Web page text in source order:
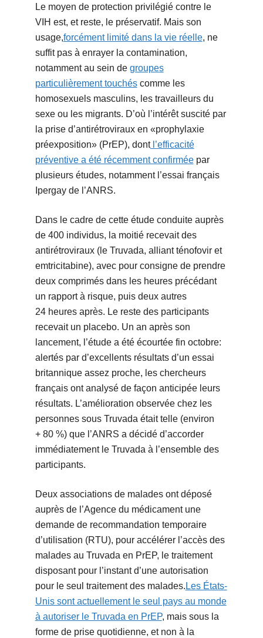
Le moyen de protection privilégié contre le
VIH est, et reste, le préservatif. Mais son
usage,forcément limité dans la vie réelle, ne
suffit pas à enrayer la contamination,
notamment au sein de groupes
particulièrement touchéscomme les
homosexuels masculins, les travailleurs du
sexe ou les migrants. D’où l’intérêt suscité par
la prise d’antirétroviraux en «prophylaxie
préexposition» (PrEP), dontl’efficacité
préventive a été récemment confirméepar
plusieurs études, notamment l’essai français
Ipergay de l’ANRS.
Dans le cadre de cette étude conduite auprès
de 400 individus, la moitié recevait des
antirétroviraux (le Truvada, alliant ténofovir et
emtricitabine), avec pour consigne de prendre
deux comprimés dans les heures précédant
un rapport à risque, puis deux autres
24 heures après. Le reste des participants
recevait un placebo. Un an après son
lancement, l’étude a été écourtée fin octobre:
alertés par d’excellents résultats d’un essai
britannique assez proche, les chercheurs
français ont analysé de façon anticipée leurs
résultats. L’amélioration observée chez les
personnes sous Truvada était telle (environ
+ 80 %) que l’ANRS a décidé d’accorder
immédiatement le Truvada à l’ensemble des
participants.
Deux associations de malades ont déposé
auprès de l’Agence du médicament une
demande de recommandation temporaire
d’utilisation (RTU), pour accélérer l’accès des
malades au Truvada en PrEP, le traitement
disposant pour l’instant d’une autorisation
pour le seul traitement des malades. Les États-
Unis sont actuellement le seul pays au monde
à autoriser le Truvada en PrEP, mais sous la
forme de prise quotidienne, et non à la